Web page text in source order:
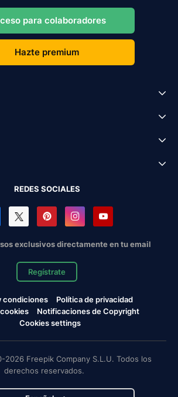
para colaboradores
Hazte premium
REDES SOCIALES
exclusivos directamente en tu email
Regístrate
condiciones
Política de privacidad
Notificaciones de Copyright
Cookies settings
Freepik Company S.L.U. Todos los
derechos reservados.